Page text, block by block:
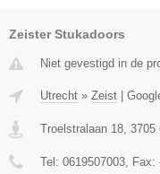
Zeister Stukadoors
Niet gevestigd in de
Utrecht » Zeist
Troelstralaan 18 3705
Tel: 0619507003 , Fax: